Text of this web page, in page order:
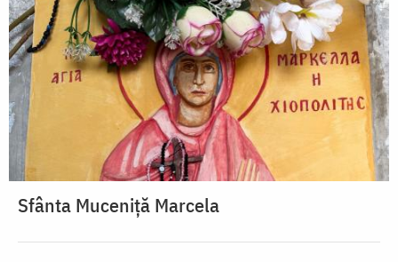
Sfânta Muceniță Marcela